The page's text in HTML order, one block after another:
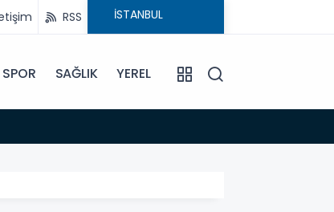
RSS
SPOR SAĞLIK YEREL